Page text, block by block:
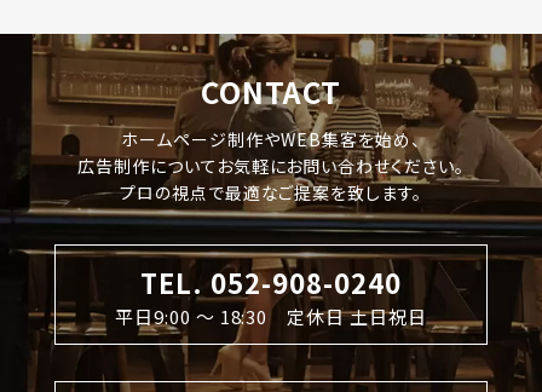
CONTACT
ホームページ制作やWEB集客を始め、
広告制作についてお気軽にお問い合わせください。
プロの視点で最適なご提案を致します。
TEL. 052-908-0240
平日9:00 〜 18:30 定休日 土日祝日